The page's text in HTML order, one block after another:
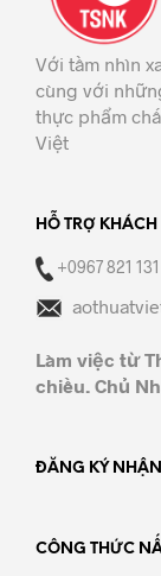
Với tầm nhìn
cùng với
thực phẩm
Việt
HỖ TRỢ
+0967 821 131
Làm việc từ
chiều. Chủ
ĐĂNG KÝ
CÔNG THỨC